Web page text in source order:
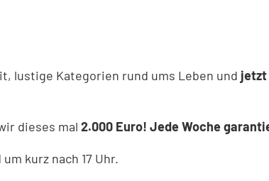
lustige Kategorien rund ums Leben und jetzt
dieses mal 2.000 Euro! Jede Woche
kurz nach 17 Uhr.